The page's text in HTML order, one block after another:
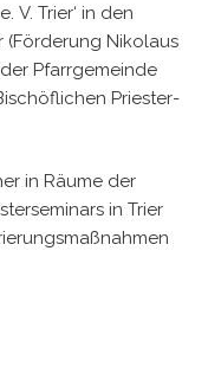
V. Trier‘ in den
(Förderung Nikolaus
Pfarr­gemeinde
Priester­
in Räume der
in Trier